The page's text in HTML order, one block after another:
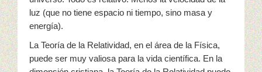
Ministerio De La Mujer
Ministerio Infantil
luz (que no tiene espacio ni tiempo, sino masa y
energía).
La Teoría de la Relatividad, en el área de la Física,
puede ser muy valiosa para la vida científica. En la